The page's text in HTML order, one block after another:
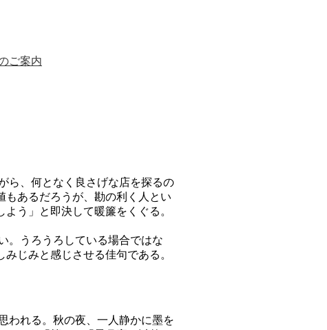
ご案内
ら、何となく良さげな店を探るの
もあるだろうが、勘の利く人とい
う」と即決して暖簾をくぐる。
。うろうろしている場合ではな
じみと感じさせる佳句である。
われる。秋の夜、一人静かに墨を